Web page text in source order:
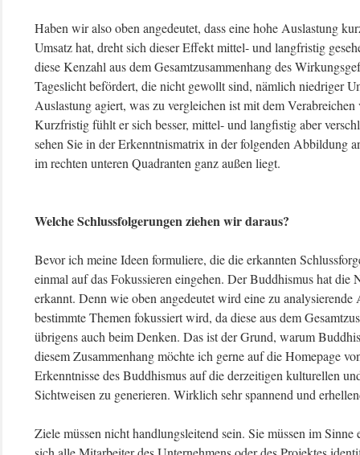
Haben wir also oben angedeutet, dass eine hohe Auslastung
Umsatz hat, dreht sich dieser Effekt mittel- und langfristig
diese Kenzahl aus dem Gesamtzusammenhang des
Tageslicht befördert, die nicht gewollt sind, nämlich niedriger
Auslastung agiert, was zu vergleichen ist mit dem
Kurzfristig fühlt er sich besser, mittel- und langfistig aber
sehen Sie in der Erkenntnismatrix in der folgenden Abbildung
im rechten unteren Quadranten ganz außen liegt.
Welche Schlussfolgerungen ziehen wir daraus?
Bevor ich meine Ideen formuliere, die die erkannten
einmal auf das Fokussieren eingehen. Der Buddhismus hat die
erkannt. Denn wie oben angedeutet wird eine zu analysierende
bestimmte Themen fokussiert wird, da diese aus dem
übrigens auch beim Denken. Das ist der Grund, warum
diesem Zusammenhang möchte ich gerne auf die Homepage
Erkenntnisse des Buddhismus auf die derzeitigen kulturellen
Sichtweisen zu generieren. Wirklich sehr spannend und
Ziele müssen nicht handlungsleitend sein. Sie müssen im